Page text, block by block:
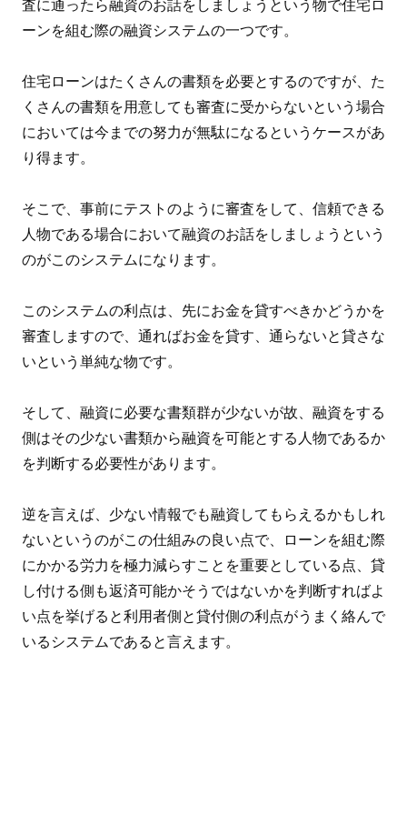
査に通ったら融資のお話をしましょうという物で住宅ロ
ーンを組む際の融資システムの一つです。
住宅ローンはたくさんの書類を必要とするのですが、た
くさんの書類を用意しても審査に受からないという場合
においては今までの努力が無駄になるというケースがあ
り得ます。
そこで、事前にテストのように審査をして、信頼できる
人物である場合において融資のお話をしましょうという
のがこのシステムになります。
このシステムの利点は、先にお金を貸すべきかどうかを
審査しますので、通ればお金を貸す、通らないと貸さな
いという単純な物です。
そして、融資に必要な書類群が少ないが故、融資をする
側はその少ない書類から融資を可能とする人物であるか
を判断する必要性があります。
逆を言えば、少ない情報でも融資してもらえるかもしれ
ないというのがこの仕組みの良い点で、ローンを組む際
にかかる労力を極力減らすことを重要としている点、貸
し付ける側も返済可能かそうではないかを判断すればよ
い点を挙げると利用者側と貸付側の利点がうまく絡んで
いるシステムであると言えます。